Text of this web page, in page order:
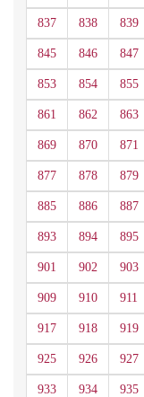
837 838 839
845 846 847
853 854 855
861 862 863
869 870 871
877 878 879
885 886 887
893 894 895
901 902 903
909 910 911
917 918 919
925 926 927
933 934 935